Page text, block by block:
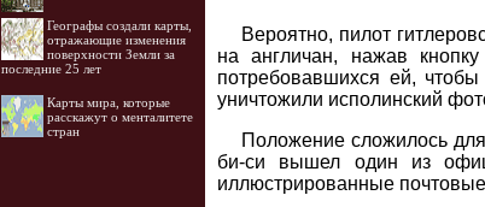
Географы создали карты,
отражающие изменения
поверхности Земли за
последние 25 лет
Карты мира, которые
расскажут о менталитете
стран
Вероятно, пилот
на англичан, нажав
потребовавшихся ей,
уничтожили исполинский
Положение сложилось
би-си вышел один из
иллюстрированные